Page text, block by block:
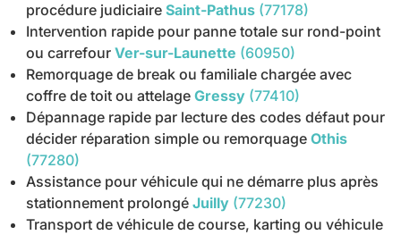
procédure judiciaire Saint-Pathus (77178)
Intervention rapide pour panne totale sur rond-point
ou carrefour Ver-sur-Launette (60950)
Remorquage de break ou familiale chargée avec
coffre de toit ou attelage Gressy (77410)
Dépannage rapide par lecture des codes défaut pour
décider réparation simple ou remorquage Othis
(77280)
Assistance pour véhicule qui ne démarre plus après
stationnement prolongé Juilly (77230)
Transport de véhicule de course, karting ou véhicule